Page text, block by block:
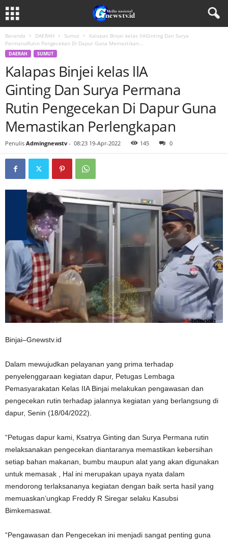
Beranda DAERAH Sumut
Kalapas Binjei kelas llAGinting Dan Surya
PermanaRutin Pengecekan Di Dapur Guna Memastikan...
DAERAH SUMUT
Kalapas Binjei kelas llA
Ginting Dan Surya Permana
Rutin Pengecekan Di Dapur Guna
Memastikan Perlengkapan
Penulis Admingnewstv - 08:23 19-Apr-2022 145 0
Binjai–Gnewstv.id
Dalam mewujudkan pelayanan yang prima terhadap
penyelenggaraan kegiatan dapur, Petugas Lembaga
Pemasyarakatan Kelas IIA Binjai melakukan pengawasan dan
pengecekan rutin terhadap jalannya kegiatan yang berlangsung di
dapur, Senin (18/04/2022).
“Petugas dapur kami, Ksatrya Ginting dan Surya Permana rutin
melaksanakan pengecekan diantaranya memastikan kebersihan
setiap bahan makanan, bumbu maupun alat yang akan digunakan
untuk memasak , Hal ini merupakan upaya nyata dalam
mendorong terlaksananya kegiatan dengan baik serta hasil yang
memuaskan’ungkap Freddy R Siregar selaku Kasubsi
Bimkemaswat.
“Pengawasan dan Pengecekan ini menjadi sangat penting guna